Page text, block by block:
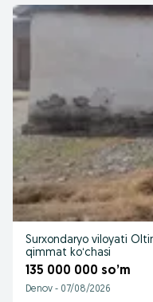
Surxondaryo viloyati
qimmat koʻchasi
135 000 000 so’m
Denov - 07/08/2026